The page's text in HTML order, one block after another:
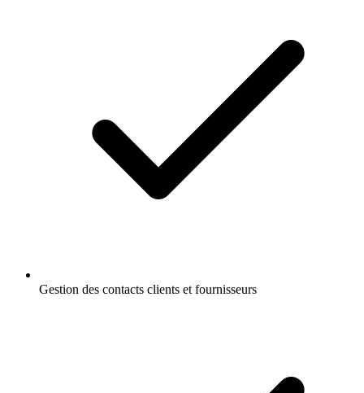
Gestion des contacts clients et fournisseurs